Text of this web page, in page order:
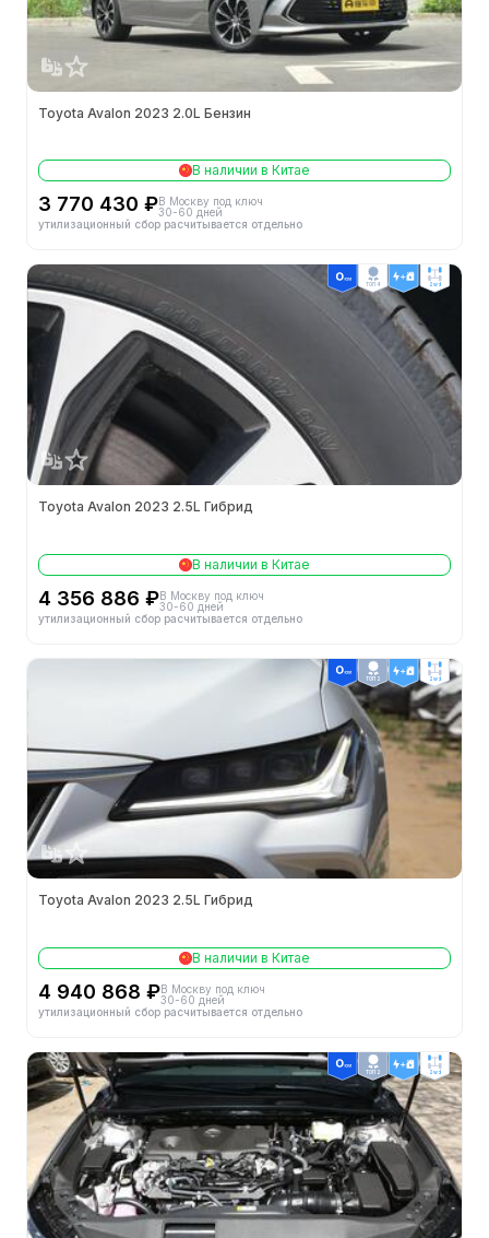
Toyota Avalon 2023 2.0L Бензин
В наличии в Китае
3 770 430 ₽В Москву под ключ
30-60 дней
утилизационный сбор расчитывается отдельно
ТОП 4 2wd
Toyota Avalon 2023 2.5L Гибрид
В наличии в Китае
4 356 886 ₽В Москву под ключ
30-60 дней
утилизационный сбор расчитывается отдельно
ТОП 2 2wd
Toyota Avalon 2023 2.5L Гибрид
В наличии в Китае
4 940 868 ₽В Москву под ключ
30-60 дней
утилизационный сбор расчитывается отдельно
ТОП 2 2wd